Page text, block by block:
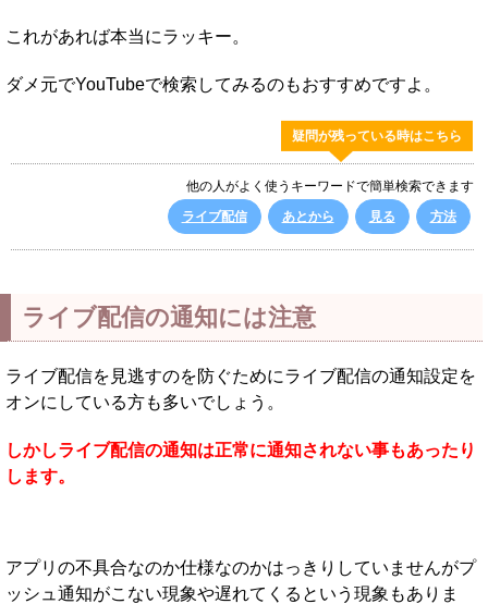
これがあれば本当にラッキー。
ダメ元でYouTubeで検索してみるのもおすすめですよ。
疑問が残っている時はこちら
他の人がよく使うキーワードで簡単検索できます
ライブ配信
あとから 見る 方法
ライブ配信の通知には注意
ライブ配信を見逃すのを防ぐためにライブ配信の通知設定を
オンにしている方も多いでしょう。
しかしライブ配信の通知は正常に通知されない事もあったり
します。
アプリの不具合なのか仕様なのかはっきりしていませんがプ
ッシュ通知がこない現象や遅れてくるという現象もありま